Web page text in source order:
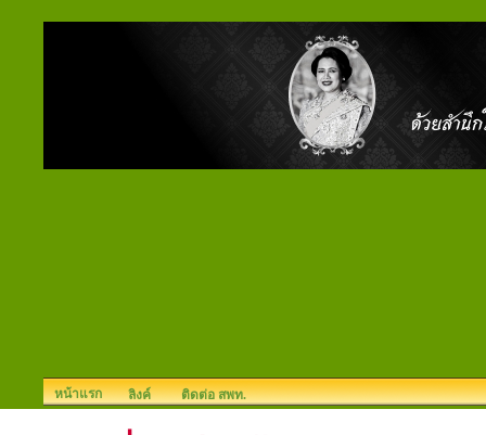
หน้าแรก ลิงค์ ติดต่อ สพท.